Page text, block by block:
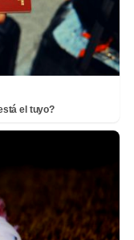
el tuyo?